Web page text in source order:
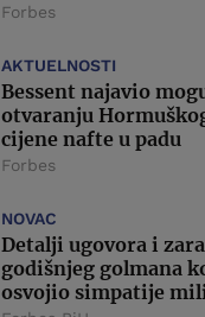
Forbes
AKTUELNOSTI
Bessent najavio
otvaranju
cijene nafte u padu
Forbes
NOVAC
Detalji ugovora i
godišnjeg golmana
osvojio simpatije